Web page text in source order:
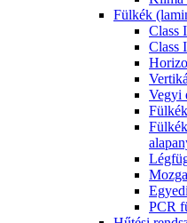
Fülkék
Class
Class
Vegyi
PCR